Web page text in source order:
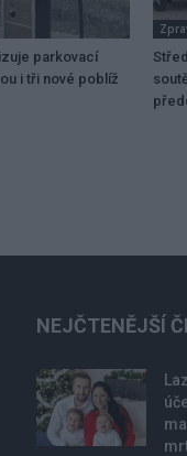
parkovací
i tři nové poblíž
NEJČTENĚJŠÍ